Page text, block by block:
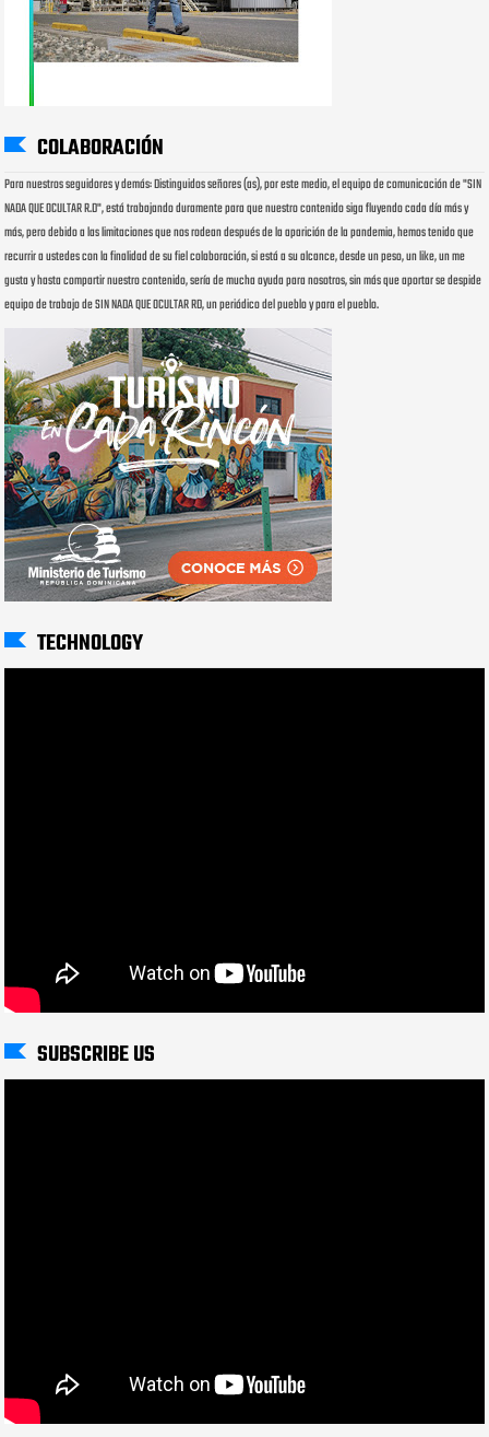
COLABORACIÓN
Para nuestros seguidores y demás: Distinguidos señores (as), por este medio, el equipo de comunicación de "SIN
NADA QUE OCULTAR R.D", está trabajando duramente para que nuestro contenido siga fluyendo cada día más y
más, pero debido a las limitaciones que nos rodean después de la aparición de la pandemia, hemos tenido que
recurrir a ustedes con la finalidad de su fiel colaboración, si está a su alcance, desde un peso, un like, un me
gusta y hasta compartir nuestro contenido, sería de mucha ayuda para nosotros, sin más que aportar se despide
equipo de trabajo de SIN NADA QUE OCULTAR RD, un periódico del pueblo y para el pueblo.
TECHNOLOGY
SUBSCRIBE US